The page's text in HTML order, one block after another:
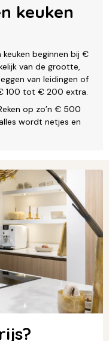
keuken
beginnen bij €
van de grootte,
van leidingen of
100 tot € 200 extra.
op zo’n € 500
wordt netjes en